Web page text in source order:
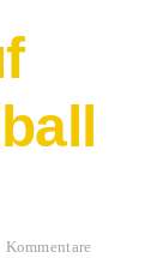
Kommentare